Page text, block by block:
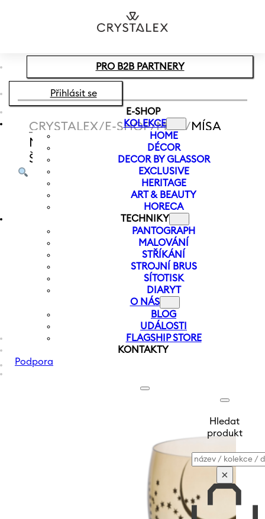
Přeskočit na zápatí
PRO B2B PARTNERY
Přihlásit se
E-SHOP
KOLEKCE
HOME
DÉCOR
DECOR BY GLASSOR
EXCLUSIVE
HERITAGE
ART & BEAUTY
HORECA
TECHNIKY
PANTOGRAPH
MALOVÁNÍ
STŘÍKÁNÍ
STROJNÍ BRUS
SÍTOTISK
DIARYT
O NÁS
BLOG
UDÁLOSTI
FLAGSHIP STORE
KONTAKTY
Podpora
Hledat
produkt
Vyhledávání
×
CRYSTALEX/ E-SHOP/MÍSY/MÍSA
MUCHA MOON 200 MM |
ŠEDOHNĚDÁ